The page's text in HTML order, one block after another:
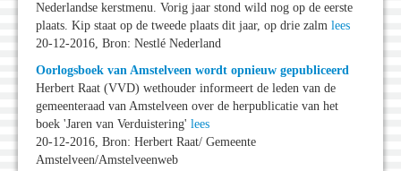
Nederlandse kerstmenu. Vorig jaar stond wild nog op de eerste
plaats. Kip staat op de tweede plaats dit jaar, op drie zalm lees
20-12-2016, Bron: Nestlé Nederland
Oorlogsboek van Amstelveen wordt opnieuw gepubliceerd
Herbert Raat (VVD) wethouder informeert de leden van de
gemeenteraad van Amstelveen over de herpublicatie van het
boek 'Jaren van Verduistering' lees
20-12-2016, Bron: Herbert Raat/ Gemeente
Amstelveen/Amstelveenweb